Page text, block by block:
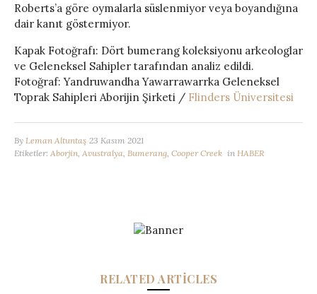
Roberts’a göre oymalarla süslenmiyor veya boyandığına
dair kanıt göstermiyor.
Kapak Fotoğrafı: Dört bumerang koleksiyonu arkeologlar
ve Geleneksel Sahipler tarafından analiz edildi.
Fotoğraf: Yandruwandha Yawarrawarrka Geleneksel
Toprak Sahipleri Aborijin Şirketi / Flinders Üniversitesi
By Leman Altuntaş 23 Kasım 2021
Etiketler: Aborjin Avustralya Bumerang Cooper Creek in HABER
RELATED ARTICLES